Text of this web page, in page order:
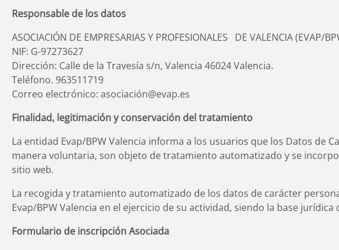
Responsable de los datos
ASOCIACIÓN DE EMPRESARIAS Y PROFESIONALES DE VALENCIA (EVAP/
NIF: G-97273627
Dirección: Calle de la Travesía s/n, Valencia 46024 Valencia.
Teléfono. 963511719
Correo electrónico: asociación@evap.es
Finalidad, legitimación y conservación del tratamiento
La entidad Evap/BPW Valencia informa a los usuarios que los Datos
manera voluntaria, son objeto de tratamiento automatizado y se
sitio web.
La recogida y tratamiento automatizado de los datos de carácter
Evap/BPW Valencia en el ejercicio de su actividad, siendo la base
Formulario de inscripción Asociada